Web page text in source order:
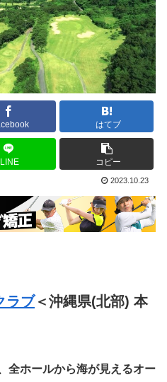
はてブ
LINE コピー
2023.10.23
ラブ＜沖縄県(北部) 本
全ホールから海が見えるオー